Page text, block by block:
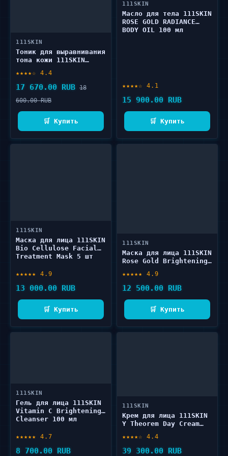
111SKIN
Тоник для выравнивания
тона кожи 111SKIN
DIAMOND BRIGHTENING
ESSENCE 100 мл
★★★★☆ 4.4
17 670.00 RUB 18
600.00 RUB
🛒 Купить
111SKIN
Масло для тела 111SKIN
ROSE GOLD RADIANCE
BODY OIL 100 мл
★★★★☆ 4.1
15 900.00 RUB
🛒 Купить
111SKIN
Маска для лица 111SKIN
Bio Cellulose Facial
Treatment Mask 5 шт
★★★★★ 4.9
13 000.00 RUB
🛒 Купить
111SKIN
Маска для лица 111SKIN
Rose Gold Brightening
5 шт
★★★★★ 4.9
12 500.00 RUB
🛒 Купить
111SKIN
Гель для лица 111SKIN
Vitamin C Brightening
Cleanser 100 мл
★★★★★ 4.7
8 700.00 RUB
111SKIN
Крем для лица 111SKIN
Y Theorem Day Cream
★★★★☆ 4.4
39 300.00 RUB